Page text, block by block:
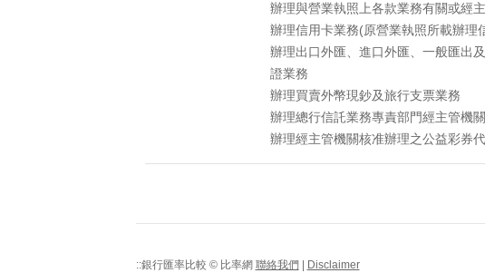
辦理與營業執照上各款業務有關或經
辦理信用卡業務(原營業執照所載辦理
辦理出口外匯、進口外匯、一般匯出
證業務
辦理買賣外幣現鈔及旅行支票業務
辦理總行信託業務專責部門經主管機
辦理經主管機關核准辦理之公益彩券
::銀行匯率比較 © 比率網 聯絡我們 Disclaimer